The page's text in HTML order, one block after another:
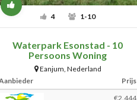
4 1-10
Waterpark Esonstad - 10
Persoons Woning
Eanjum, Nederland
Prijs
€2.444